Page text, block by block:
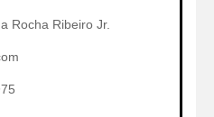
Rocha Ribeiro Jr.